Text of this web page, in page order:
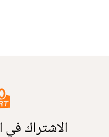
الاشتراك في